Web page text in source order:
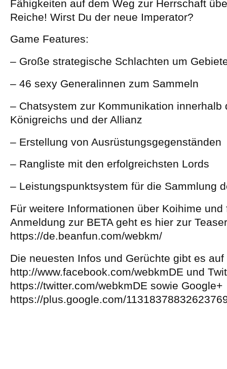
Fähigkeiten auf dem Weg zur Herrschaft
Reiche! Wirst Du der neue Imperator?
Game Features:
– Große strategische Schlachten um
– 46 sexy Generalinnen zum Sammeln
– Chatsystem zur Kommunikation innerhalb
Königreichs und der Allianz
– Erstellung von Ausrüstungsgegenständen
– Rangliste mit den erfolgreichsten Lords
– Leistungspunktsystem für die Sammlung
Für weitere Informationen über Koihime und
Anmeldung zur BETA geht es hier zur
https://de.beanfun.com/webkm/
Die neuesten Infos und Gerüchte gibt es
http://www.facebook.com/webkmDE und
https://twitter.com/webkmDE sowie Google+
https://plus.google.com/